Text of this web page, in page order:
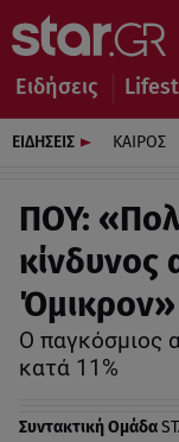
Ειδήσεις
ΕΙΔΗΣΕΙΣ ΚΑΙΡΟΣ
ΠΟΥ:
κίνδυνος
Όμικρον»
Ο παγκόσμιος
κατά 11%
Συντακτική Ομάδα